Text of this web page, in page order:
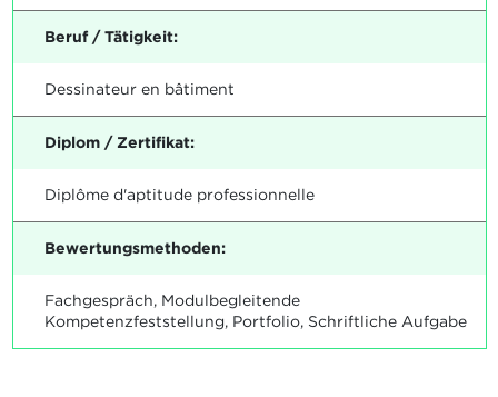
Beruf / Tätigkeit:
Dessinateur en bâtiment
Diplom / Zertifikat:
Diplôme d'aptitude professionnelle
Bewertungsmethoden:
Fachgespräch, Modulbegleitende
Kompetenzfeststellung, Portfolio, Schriftliche Aufgabe